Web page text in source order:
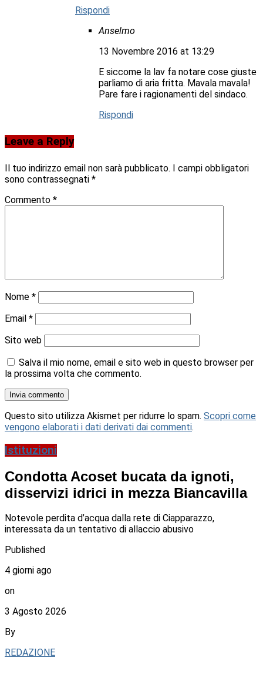
Rispondi
Anselmo
13 Novembre 2016 at 13:29
E siccome la lav fa notare cose giuste
parliamo di aria fritta. Mavala mavala!
Pare fare i ragionamenti del sindaco.
Rispondi
Leave a Reply
Il tuo indirizzo email non sarà pubblicato. I campi obbligatori
sono contrassegnati *
Commento *
Nome *
Email *
Sito web
Salva il mio nome, email e sito web in questo browser per
la prossima volta che commento.
Questo sito utilizza Akismet per ridurre lo spam. Scopri come
vengono elaborati i dati derivati dai commenti.
Istituzioni
Condotta Acoset bucata da ignoti,
disservizi idrici in mezza Biancavilla
Notevole perdita d’acqua dalla rete di Ciapparazzo,
interessata da un tentativo di allaccio abusivo
Published
4 giorni ago
on
3 Agosto 2026
By
REDAZIONE